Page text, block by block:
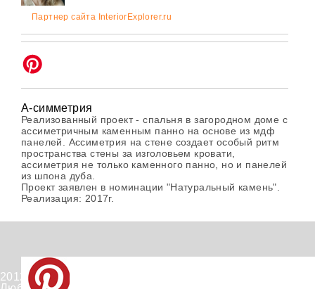
Партнер сайта InteriorExplorer.ru
А-симметрия
Реализованный проект - спальня в загородном доме с
ассиметричным каменным панно на основе из мдф
панелей. Ассиметрия на стене создает особый ритм
пространства стены за изголовьем кровати,
ассиметрия не только каменного панно, но и панелей
из шпона дуба.
Проект заявлен в номинации "Натуральный камень".
Реализация: 2017г.
2012-2026 © PinWin.su.